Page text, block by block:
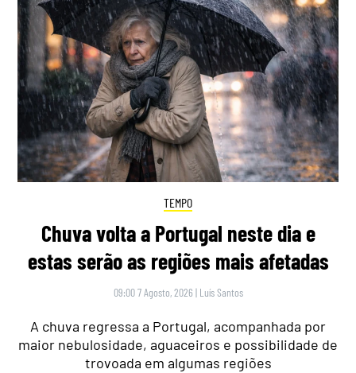
TEMPO
Chuva volta a Portugal neste dia e
estas serão as regiões mais afetadas
09:00 7 Agosto, 2026 | Luís Santos
A chuva regressa a Portugal, acompanhada por
maior nebulosidade, aguaceiros e possibilidade de
trovoada em algumas regiões